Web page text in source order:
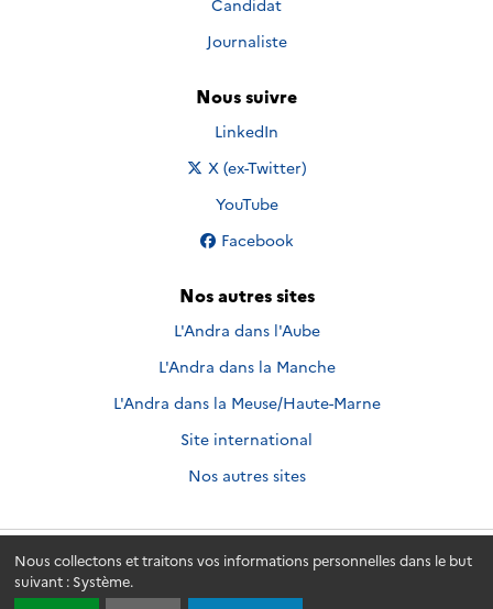
Nous collectons et traitons vos informations personnelles dans le but
suivant : Système.
Candidat
Journaliste
Nous suivre
Nous suivre sur
LinkedIn
Nous suivre sur
X (ex-Twitter)
Nous suivre sur
YouTube
Nous suivre sur
Facebook
Nos autres sites
L'Andra dans l'Aube
L'Andra dans la Manche
L'Andra dans la Meuse/Haute-Marne
Site international
Nos autres sites
Andra.fr © 2026 - Andra. Tous droits réservés.